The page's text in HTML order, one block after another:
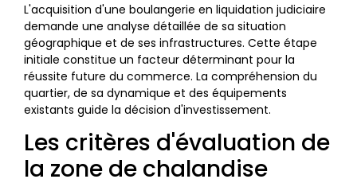
L'acquisition d'une boulangerie en liquidation judiciaire
demande une analyse détaillée de sa situation
géographique et de ses infrastructures. Cette étape
initiale constitue un facteur déterminant pour la
réussite future du commerce. La compréhension du
quartier, de sa dynamique et des équipements
existants guide la décision d'investissement.
Les critères d'évaluation de
la zone de chalandise